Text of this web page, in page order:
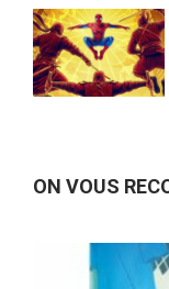
ON VOUS